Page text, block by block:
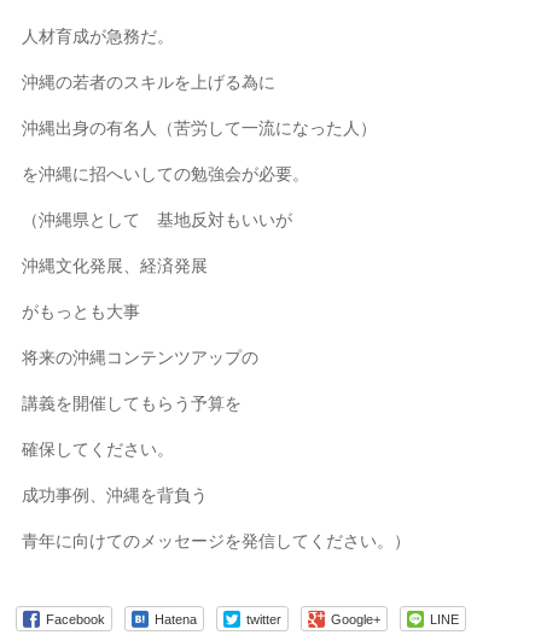
人材育成が急務だ。
沖縄の若者のスキルを上げる為に
沖縄出身の有名人（苦労して一流になった人）
を沖縄に招へいしての勉強会が必要。
（沖縄県として 基地反対もいいが
沖縄文化発展、経済発展
がもっとも大事
将来の沖縄コンテンツアップの
講義を開催してもらう予算を
確保してください。
成功事例、沖縄を背負う
青年に向けてのメッセージを発信してください。）
Facebook Hatena twitter Google+ LINE